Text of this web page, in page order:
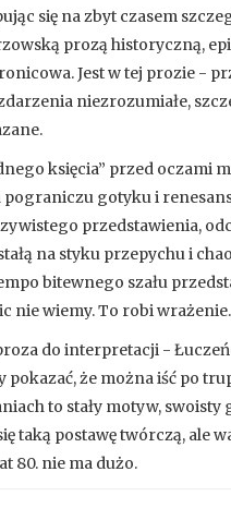
się na zbyt czasem
prozą historyczną,
Jest w tej prozie -
niezrozumiałe,
księcia” przed oczami
pograniczu gotyku i
przedstawienia,
na styku przepychu i
bitewnego szału
nie wiemy. To robi wrażenie.
do interpretacji -
pokazać, że można iść po
to stały motyw,
taką postawę twórczą, ale
80. nie ma dużo.